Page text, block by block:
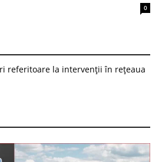
0
referitoare la intervenții în rețeaua